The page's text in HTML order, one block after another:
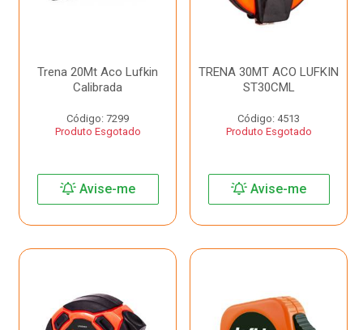
Trena 20Mt Aco Lufkin
Calibrada
Código: 7299
Produto Esgotado
Avise-me
TRENA 30MT ACO LUFKIN
ST30CML
Código: 4513
Produto Esgotado
Avise-me